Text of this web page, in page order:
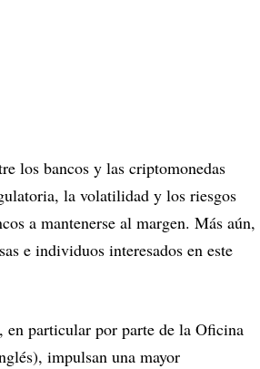
los bancos y las criptomonedas
la volatilidad y los riesgos
a mantenerse al margen. Más aún,
e individuos interesados en este
en particular por parte de la Oficina
impulsan una mayor